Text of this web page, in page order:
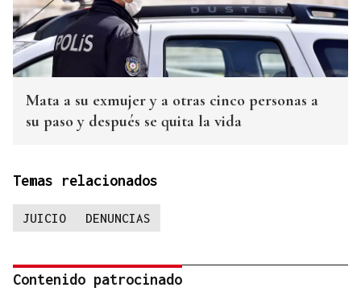
Mata a su exmujer y a otras cinco personas a
su paso y después se quita la vida
Temas relacionados
JUICIO DENUNCIAS
Contenido patrocinado